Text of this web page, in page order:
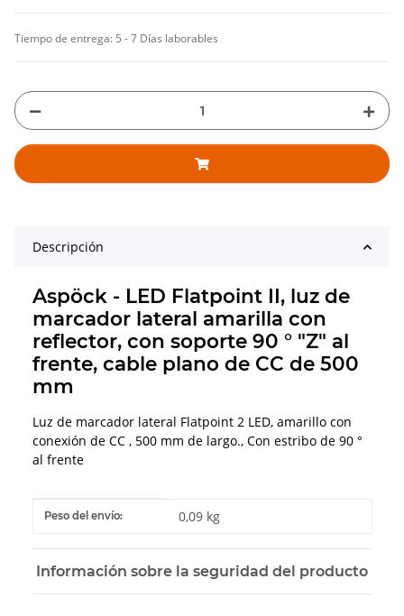
Tiempo de entrega: 5 - 7 Días laborables
Descripción
Aspöck - LED Flatpoint II, luz de
marcador lateral amarilla con
reflector, con soporte 90 ° "Z" al
frente, cable plano de CC de 500
mm
Luz de marcador lateral Flatpoint 2 LED, amarillo con
conexión de CC , 500 mm de largo., Con estribo de 90 °
al frente
#productDetails.itemInformation#
#productDetails.itemValue#
Peso del envío: 0,09 kg
Información sobre la seguridad del producto